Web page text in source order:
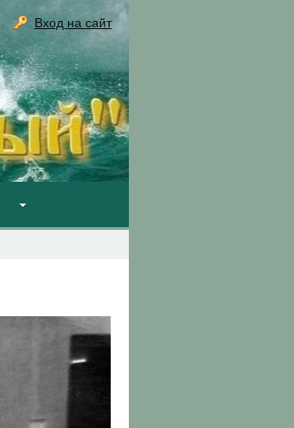
Вход на сайт